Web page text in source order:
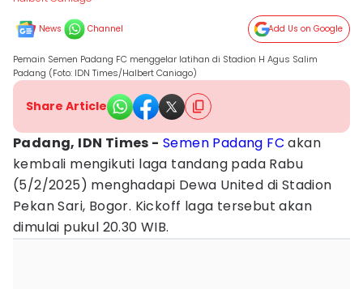
News Channel Add Us on Google
Pemain Semen Padang FC menggelar latihan di Stadion H Agus Salim
Padang (Foto: IDN Times/Halbert Caniago)
Share Article
Padang, IDN Times - Semen Padang FC akan
kembali mengikuti laga tandang pada Rabu
(5/2/2025) menghadapi Dewa United di Stadion
Pekan Sari, Bogor. Kickoff laga tersebut akan
dimulai pukul 20.30 WIB.